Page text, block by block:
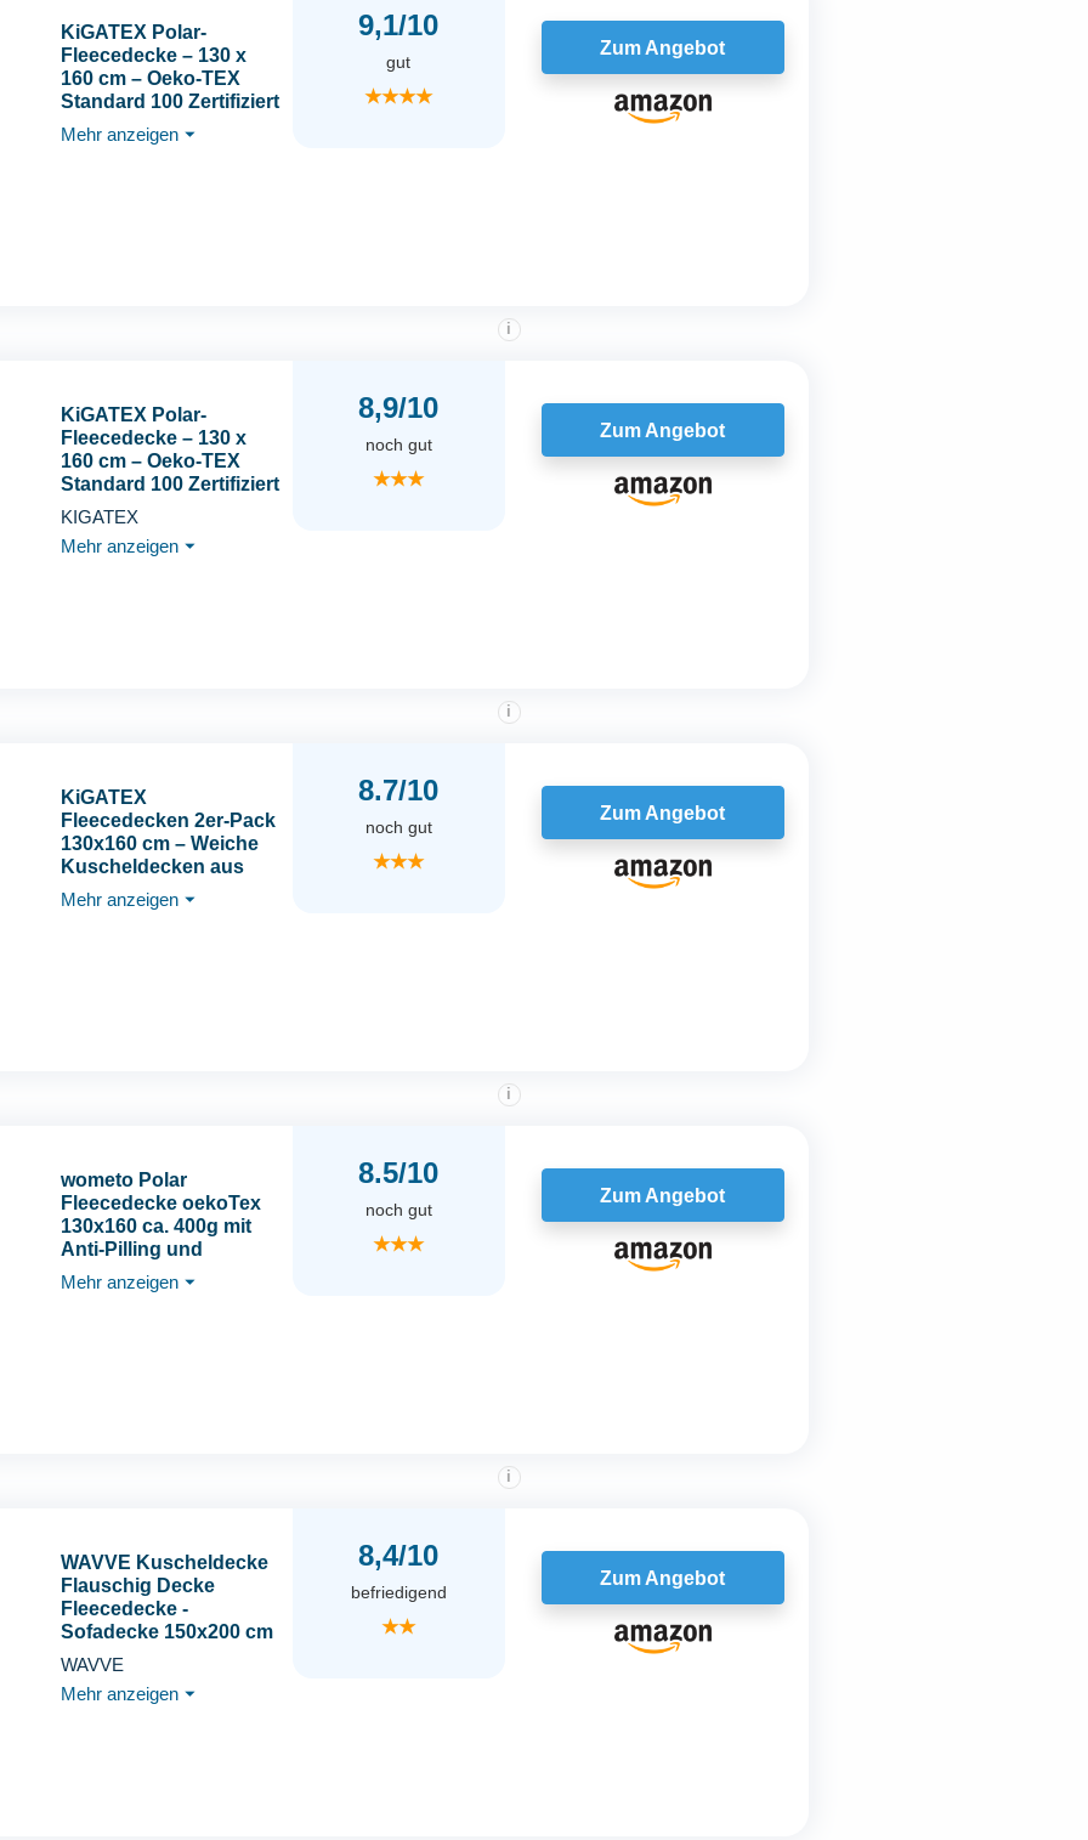
KiGATEX Polar-
Fleecedecke – 130 x
160 cm – Oeko-TEX
Standard 100 Zertifiziert
– Kuschelige Fleece-
Decke für innen &
Mehr anzeigen ⏷
9,1/10
gut
★★★★
Zum Angebot
KiGATEX Polar-
Fleecedecke – 130 x
160 cm – Oeko-TEX
Standard 100 Zertifiziert
– Kuschelige Fleece-
Decke für innen &
außen – Pflegeleicht als
KIGATEX
Mehr anzeigen ⏷
8,9/10
i
noch gut
★★★
Zum Angebot
KiGATEX
Fleecedecken 2er-Pack
130x160 cm – Weiche
Kuscheldecken aus
Polar Fleece – Oeko-
TEX® Zertifiziert &
Mehr anzeigen ⏷
8.7/10
i
noch gut
★★★
Zum Angebot
wometo Polar
Fleecedecke oekoTex
130x160 ca. 400g mit
Anti-Pilling und
Kettelrand grau
Mehr anzeigen ⏷
8.5/10
i
noch gut
★★★
Zum Angebot
WAVVE Kuscheldecke
Flauschig Decke
Fleecedecke -
Sofadecke 150x200 cm
Warm Wohndecke
Couchdecke, Hellgrau
Decke Weich
WAVVE
Mehr anzeigen ⏷
8,4/10
i
befriedigend
★★
Zum Angebot